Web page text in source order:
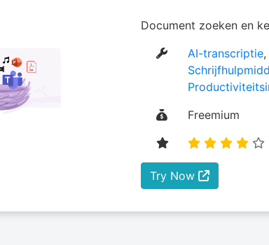
Document zoeken en
AI-transcriptie
Freemium
Try Now